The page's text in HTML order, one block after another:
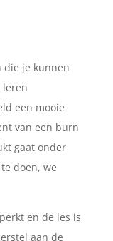
die je kunnen
leren
een mooie
van een burn
gaat onder
doen, we
en de les is
aan de